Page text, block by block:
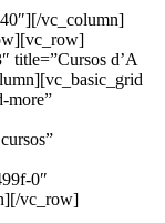
vc_column]
title=”Cursos d’A
more”
0″
vc_row]